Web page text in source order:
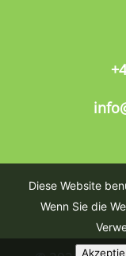
Diese Website
Wenn Sie die